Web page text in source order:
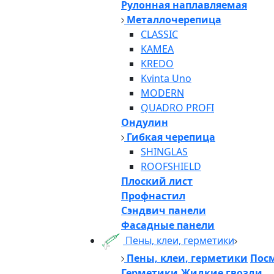
Рулонная наплавляемая
Металлочерепица
CLASSIC
KAMEA
KREDO
Kvinta Uno
MODERN
QUADRO PROFI
Ондулин
Гибкая черепица
SHINGLAS
ROOFSHIELD
Плоский лист
Профнастил
Сэндвич панели
Фасадные панели
Пены, клеи, герметики
Пены, клеи, герметики